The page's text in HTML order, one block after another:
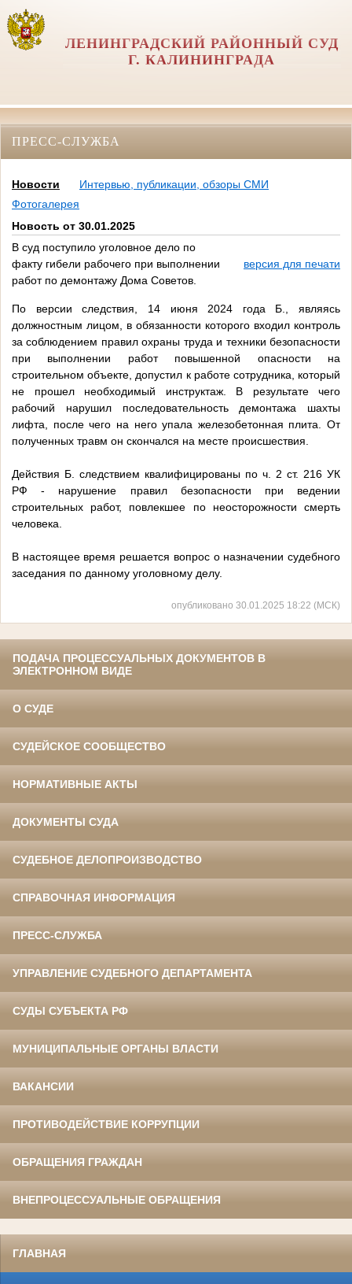
ЛЕНИНГРАДСКИЙ РАЙОННЫЙ СУД
Г. КАЛИНИНГРАДА
ПРЕСС-СЛУЖБА
Новости
Интервью, публикации, обзоры СМИ
Фотогалерея
Новость от 30.01.2025
В суд поступило уголовное дело по
факту гибели рабочего при выполнении
работ по демонтажу Дома Советов.
версия для печати
По версии следствия, 14 июня 2024 года Б., являясь
должностным лицом, в обязанности которого входил контроль
за соблюдением правил охраны труда и техники безопасности
при выполнении работ повышенной опасности на
строительном объекте, допустил к работе сотрудника, который
не прошел необходимый инструктаж. В результате чего
рабочий нарушил последовательность демонтажа шахты
лифта, после чего на него упала железобетонная плита. От
полученных травм он скончался на месте происшествия.
Действия Б. следствием квалифицированы по ч. 2 ст. 216 УК
РФ - нарушение правил безопасности при ведении
строительных работ, повлекшее по неосторожности смерть
человека.
В настоящее время решается вопрос о назначении судебного
заседания по данному уголовному делу.
опубликовано 30.01.2025 18:22 (МСК)
ПОДАЧА ПРОЦЕССУАЛЬНЫХ ДОКУМЕНТОВ В
ЭЛЕКТРОННОМ ВИДЕ
О СУДЕ
СУДЕЙСКОЕ СООБЩЕСТВО
НОРМАТИВНЫЕ АКТЫ
ДОКУМЕНТЫ СУДА
СУДЕБНОЕ ДЕЛОПРОИЗВОДСТВО
СПРАВОЧНАЯ ИНФОРМАЦИЯ
ПРЕСС-СЛУЖБА
УПРАВЛЕНИЕ СУДЕБНОГО ДЕПАРТАМЕНТА
СУДЫ СУБЪЕКТА РФ
МУНИЦИПАЛЬНЫЕ ОРГАНЫ ВЛАСТИ
ВАКАНСИИ
ПРОТИВОДЕЙСТВИЕ КОРРУПЦИИ
ОБРАЩЕНИЯ ГРАЖДАН
ВНЕПРОЦЕССУАЛЬНЫЕ ОБРАЩЕНИЯ
ГЛАВНАЯ